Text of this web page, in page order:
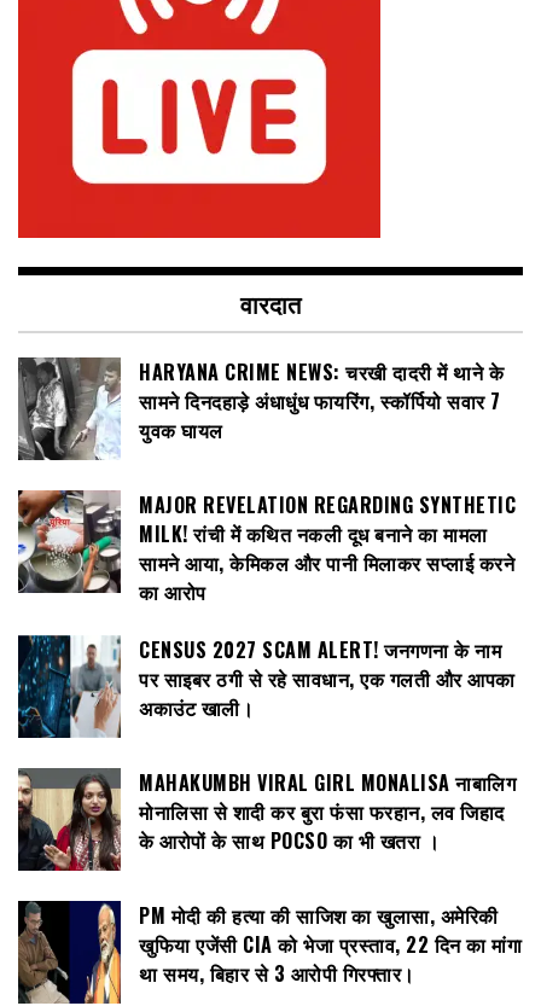
वारदात
HARYANA CRIME NEWS: चरखी दादरी में थाने के
सामने दिनदहाड़े अंधाधुंध फायरिंग, स्कॉर्पियो सवार 7
युवक घायल
MAJOR REVELATION REGARDING SYNTHETIC
MILK! रांची में कथित नकली दूध बनाने का मामला
सामने आया, केमिकल और पानी मिलाकर सप्लाई करने
का आरोप
CENSUS 2027 SCAM ALERT! जनगणना के नाम
पर साइबर ठगी से रहे सावधान, एक गलती और आपका
अकाउंट खाली।
MAHAKUMBH VIRAL GIRL MONALISA नाबालिग
मोनालिसा से शादी कर बुरा फंसा फरहान, लव जिहाद
के आरोपों के साथ POCSO का भी खतरा ।
PM मोदी की हत्या की साजिश का खुलासा, अमेरिकी
खुफिया एजेंसी CIA को भेजा प्रस्ताव, 22 दिन का मांगा
था समय, बिहार से 3 आरोपी गिरफ्तार।